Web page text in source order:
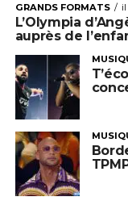
GRANDS FORMATS
L’Olympia
auprès de